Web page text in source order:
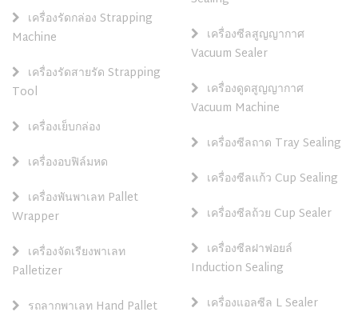
เครื่องรัดกล่อง Strapping
Machine
เครื่องรัดสายรัด Strapping
Tool
เครื่องเย็บกล่อง
เครื่องอบฟิล์มหด
เครื่องพันพาเลท Pallet
Wrapper
เครื่องจัดเรียงพาเลท
Palletizer
รถลากพาเลท Hand Pallet
เครื่องซีลสูญญากาศ
Vacuum Sealer
เครื่องดูดสูญญากาศ
Vacuum Machine
เครื่องซีลถาด Tray Sealing
เครื่องซีลแก้ว Cup Sealing
เครื่องซีลถ้วย Cup Sealer
เครื่องซีลฝาฟอยล์
Induction Sealing
เครื่องแอลซีล L Sealer